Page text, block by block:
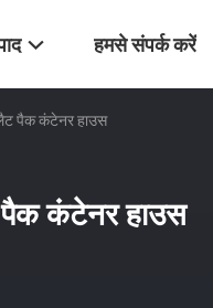
हमसे संपर्क करें
पैक कंटेनर हाउस
कंटेनर हाउस